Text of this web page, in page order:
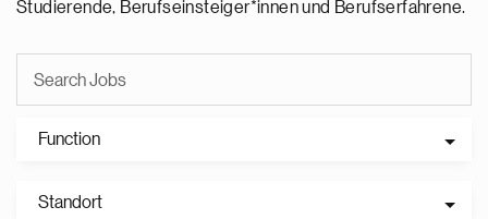
Studierende, Berufseinsteiger*innen und Berufserfahrene.
Function
Standort